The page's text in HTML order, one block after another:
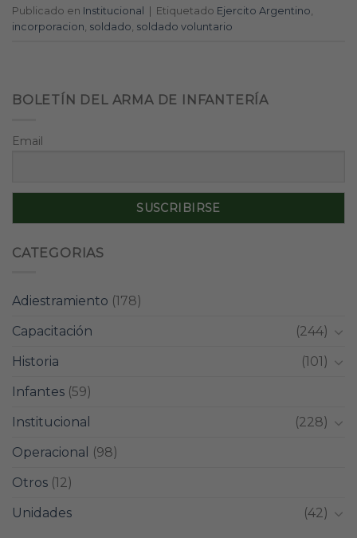
Publicado en Institucional | Etiquetado Ejercito Argentino
incorporacion soldado soldado voluntario
BOLETÍN DEL ARMA DE INFANTERÍA
Email
CATEGORIAS
Adiestramiento (178)
Capacitación
(244)
Historia
(101)
Infantes (59)
Institucional
(228)
Operacional
(98)
Otros (12)
Unidades
(42)